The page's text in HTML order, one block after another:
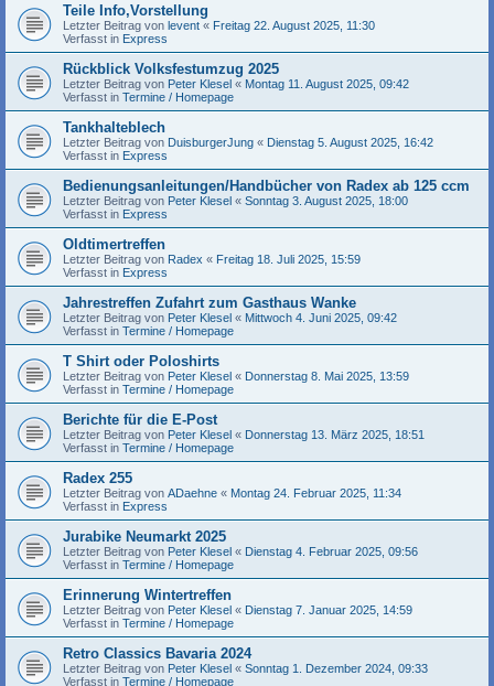
Teile Info,Vorstellung
Letzter Beitrag von levent « Freitag 22. August 2025, 11:30
Verfasst in Express
Rückblick Volksfestumzug 2025
Letzter Beitrag von Peter Klesel « Montag 11. August 2025, 09:42
Verfasst in Termine / Homepage
Tankhalteblech
Letzter Beitrag von DuisburgerJung « Dienstag 5. August 2025, 16:42
Verfasst in Express
Bedienungsanleitungen/Handbücher von Radex ab 125 ccm
Letzter Beitrag von Peter Klesel « Sonntag 3. August 2025, 18:00
Verfasst in Express
Oldtimertreffen
Letzter Beitrag von Radex « Freitag 18. Juli 2025, 15:59
Verfasst in Express
Jahrestreffen Zufahrt zum Gasthaus Wanke
Letzter Beitrag von Peter Klesel « Mittwoch 4. Juni 2025, 09:42
Verfasst in Termine / Homepage
T Shirt oder Poloshirts
Letzter Beitrag von Peter Klesel « Donnerstag 8. Mai 2025, 13:59
Verfasst in Termine / Homepage
Berichte für die E-Post
Letzter Beitrag von Peter Klesel « Donnerstag 13. März 2025, 18:51
Verfasst in Termine / Homepage
Radex 255
Letzter Beitrag von ADaehne « Montag 24. Februar 2025, 11:34
Verfasst in Express
Jurabike Neumarkt 2025
Letzter Beitrag von Peter Klesel « Dienstag 4. Februar 2025, 09:56
Verfasst in Termine / Homepage
Erinnerung Wintertreffen
Letzter Beitrag von Peter Klesel « Dienstag 7. Januar 2025, 14:59
Verfasst in Termine / Homepage
Retro Classics Bavaria 2024
Letzter Beitrag von Peter Klesel « Sonntag 1. Dezember 2024, 09:33
Verfasst in Termine / Homepage